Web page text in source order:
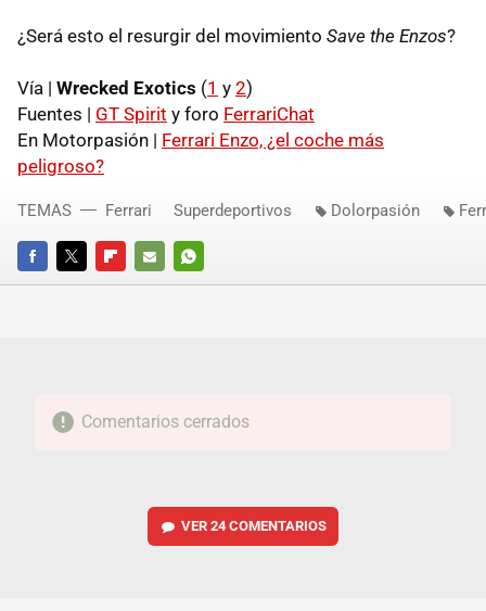
¿Será esto el resurgir del movimiento Save the Enzos?
Vía | Wrecked Exotics (1 y 2)
Fuentes | GT Spirit y foro FerrariChat
En Motorpasión | Ferrari Enzo, ¿el coche más
peligroso?
FACEBOOKTWITTERFLIPBOARD
E-
WHATSAPP
TEMAS Ferrari Superdeportivos Dolorpasión
Comentarios cerrados
VER 24 COMENTARIOS